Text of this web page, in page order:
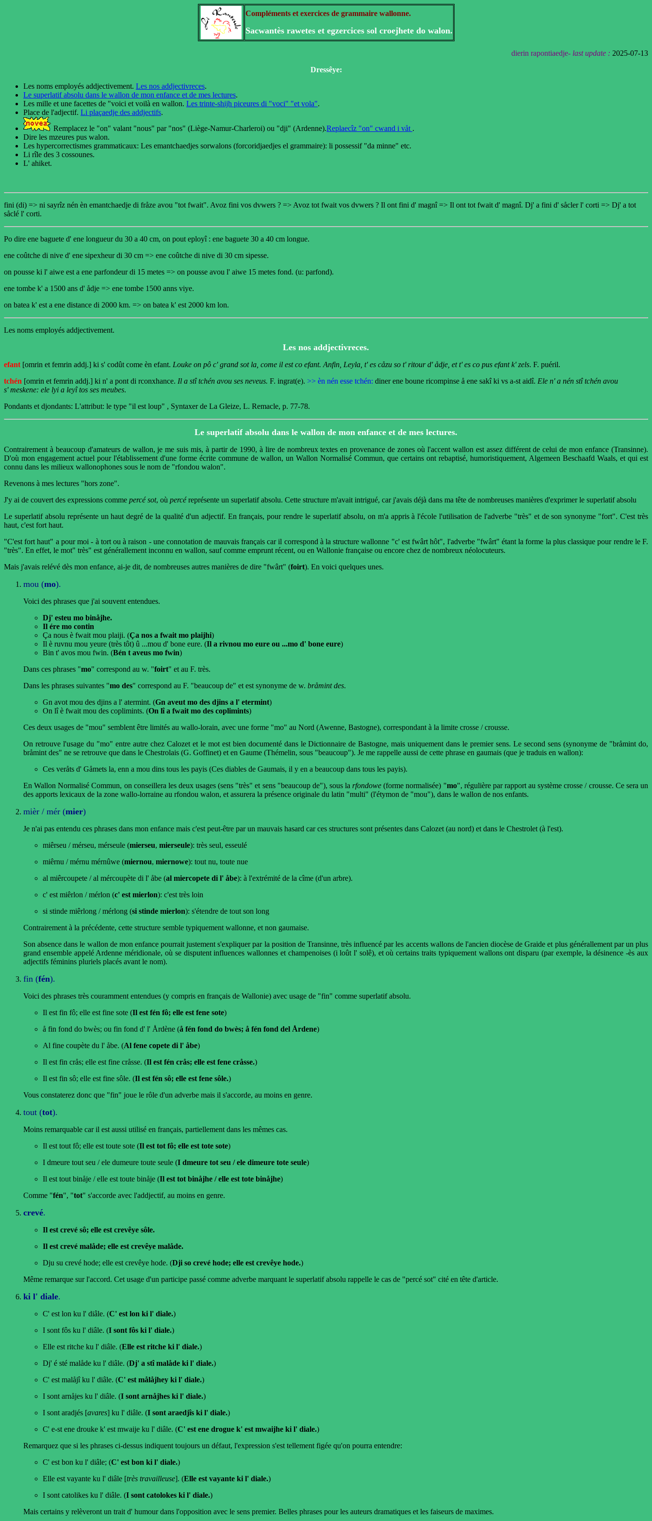
Compléments et exercices de grammaire wallonne.
Sacwantès rawetes et egzercices sol croejhete do walon.
dierin rapontiaedje- last update : 2025-07-13
Dressêye:
Les noms employés addjectivement. Les nos addjectivreces.
Le superlatif absolu dans le wallon de mon enfance et de mes lectures.
Les mille et une facettes de "voici et voilà en wallon. Les trinte-shijh piceures di "voci" "et vola".
Place de l'adjectif. Li plaçaedje des addjectifs.
Remplacez le "on" valant "nous" par "nos" (Liège-Namur-Charleroi) ou "dji" (Ardenne).Replaecîz "on" cwand i våt .
Dire les mzeures pus walon.
Les hypercorrectismes grammaticaux: Les emantchaedjes sorwalons (forcoridjaedjes el grammaire): li possessif "da minne" etc.
Li rîle des 3 cossounes.
L' ahiket.
fini (di) => ni sayrîz nén èn emantchaedje di fråze avou "tot fwait". Avoz fini vos dvwers ? => Avoz tot fwait vos dvwers ? Il ont fini d' magnî => Il ont tot fwait d' magnî. Dj' a fini d' såcler l' corti => Dj' a tot
såclé l' corti.
Po dire ene baguete d' ene longueur du 30 a 40 cm, on pout eployî : ene baguete 30 a 40 cm longue.
ene coûtche di nive d' ene sipexheur di 30 cm => ene coûtche di nive di 30 cm sipesse.
on pousse ki l' aiwe est a ene parfondeur di 15 metes => on pousse avou l' aiwe 15 metes fond. (u: parfond).
ene tombe k' a 1500 ans d' ådje => ene tombe 1500 anns viye.
on batea k' est a ene distance di 2000 km. => on batea k' est 2000 km lon.
Les noms employés addjectivement.
Les nos addjectivreces.
efant [omrin et femrin addj.] ki s' codût come èn efant. Louke on pô c' grand sot la, come il est co efant. Anfin, Leyla, t' es cåzu so t' ritour d' ådje, et t' es co pus efant k' zels. F. puéril.
tchén [omrin et femrin addj.] ki n' a pont di rconxhance. Il a stî tchén avou ses neveus. F. ingrat(e). >> èn nén esse tchén: diner ene boune ricompinse å ene sakî ki vs a-st aidî. Ele n' a nén stî tchén avou
s' meskene: ele lyi a leyî tos ses meubes.
Pondants et djondants: L'attribut: le type "il est loup" , Syntaxer de La Gleize, L. Remacle, p. 77-78.
Le superlatif absolu dans le wallon de mon enfance et de mes lectures.
Contrairement à beaucoup d'amateurs de wallon, je me suis mis, à partir de 1990, à lire de nombreux textes en provenance de zones où l'accent wallon est assez différent de celui de mon enfance (Transinne).
D'où mon engagement actuel pour l'établissement d'une forme écrite commune de wallon, un Wallon Normalisé Commun, que certains ont rebaptisé, humoristiquement, Algemeen Beschaafd Waals, et qui est
connu dans les milieux wallonophones sous le nom de "rfondou walon".
Revenons à mes lectures "hors zone".
J'y ai de couvert des expressions comme percé sot, où percéreprésente un superlatif absolu. Cette structure m'avait intrigué, car j'avais déjà dans ma tête de nombreuses manières d'exprimer le superlatif absolu
Le superlatif absolu représente un haut degré de la qualité d'un adjectif. En français, pour rendre le superlatif absolu, on m'a appris à l'école l'utilisation de l'adverbe "très" et de son synonyme "fort". C'est très
haut, c'est fort haut.
"C'est fort haut" a pour moi - à tort ou à raison - une connotation de mauvais français car il correspond à la structure wallonne "c' est fwârt hôt", l'adverbe "fwârt" étant la forme la plus classique pour rendre le F.
"très". En effet, le mot" très" est générallement inconnu en wallon, sauf comme emprunt récent, ou en Wallonie française ou encore chez de nombreux néolocuteurs.
Mais j'avais relévé dès mon enfance, ai-je dit, de nombreuses autres manières de dire "fwârt" (foirt). En voici quelques unes.
mou (mo).
Voici des phrases que j'ai souvent entendues.
Dj' esteu mo binåjhe.
Il ére mo contin
Ça nous è fwait mou plaiji. (Ça nos a fwait mo plaijhi)
Il è ruvnu mou yeure (très tôt) û ...mou d' bone eure. (Il a rivnou mo eure ou ...mo d' bone eure)
Bin t' avos mou fwin. (Bén t aveus mo fwin)
Dans ces phrases "mo" correspond au w. "foirt" et au F. très.
Dans les phrases suivantes "mo des" correspond au F. "beaucoup de" et est synonyme de w. bråmint des.
Gn avot mou des djins a l' atermint. (Gn aveut mo des djins a l' etermint)
On lî è fwait mou des coplimints. (On lî a fwait mo des coplimints)
Ces deux usages de "mou" semblent être limités au wallo-lorain, avec une forme "mo" au Nord (Awenne, Bastogne), correspondant à la limite crosse / crousse.
On retrouve l'usage du "mo" entre autre chez Calozet et le mot est bien documenté dans le Dictionnaire de Bastogne, mais uniquement dans le premier sens. Le second sens (synonyme de "bråmint do,
bråmint des" ne se retrouve que dans le Chestrolais (G. Goffinet) et en Gaume (Thémelin, sous "beaucoup"). Je me rappelle aussi de cette phrase en gaumais (que je traduis en wallon):
Ces veråts d' Gåmets la, enn a mou dins tous les payis (Ces diables de Gaumais, il y en a beaucoup dans tous les payis).
En Wallon Normalisé Commun, on conseillera les deux usages (sens "très" et sens "beaucoup de"), sous la rfondowe (forme normalisée) "mo", régulière par rapport au système crosse / crousse. Ce sera un
des apports lexicaux de la zone wallo-lorraine au rfondou walon, et assurera la présence originale du latin "multi" (l'étymon de "mou"), dans le wallon de nos enfants.
mièr / mér (mier)
Je n'ai pas entendu ces phrases dans mon enfance mais c'est peut-être par un mauvais hasard car ces structures sont présentes dans Calozet (au nord) et dans le Chestrolet (à l'est).
miêrseu / mérseu, mérseule (mierseu, mierseule): très seul, esseulé
miêrnu / mérnu mérnûwe (miernou, miernowe): tout nu, toute nue
al miêrcoupete / al mércoupète di l' åbe (al miercopete di l' åbe): à l'extrémité de la cîme (d'un arbre).
c' est miêrlon / mérlon (c' est mierlon): c'est très loin
si stinde miêrlong / mérlong (si stinde mierlon): s'étendre de tout son long
Contrairement à la précédente, cette structure semble typiquement wallonne, et non gaumaise.
Son absence dans le wallon de mon enfance pourrait justement s'expliquer par la position de Transinne, très influencé par les accents wallons de l'ancien diocèse de Graide et plus générallement par un plus
grand ensemble appelé Ardenne méridionale, où se disputent influences wallonnes et champenoises (i loût l' solê), et où certains traits typiquement wallons ont disparu (par exemple, la désinence -ès aux
adjectifs féminins pluriels placés avant le nom).
fin (fén).
Voici des phrases très couramment entendues (y compris en français de Wallonie) avec usage de "fin" comme superlatif absolu.
Il est fin fô; elle est fine sote (Il est fén fô; elle est fene sote)
å fin fond do bwès; ou fin fond d' l' Årdène (å fén fond do bwès; å fén fond del Årdene)
Al fine coupète du l' åbe. (Al fene copete di l' åbe)
Il est fin crås; elle est fine cråsse. (Il est fén crås; elle est fene cråsse.)
Il est fin sô; elle est fine sôle. (Il est fén sô; elle est fene sôle.)
Vous constaterez donc que "fin" joue le rôle d'un adverbe mais il s'accorde, au moins en genre.
tout (tot).
Moins remarquable car il est aussi utilisé en français, partiellement dans les mêmes cas.
Il est tout fô; elle est toute sote (Il est tot fô; elle est tote sote)
I dmeure tout seu / ele dumeure toute seule (I dmeure tot seu / ele dimeure tote seule)
Il est tout binåje / elle est toute binåje (Il est tot binåjhe / elle est tote binåjhe)
Comme "fén", "tot" s'accorde avec l'addjectif, au moins en genre.
crevé.
Il est crevé sô; elle est crevêye sôle.
Il est crevé malåde; elle est crevêye malåde.
Dju su crevé hode; elle est crevêye hode. (Dji so crevé hode; elle est crevêye hode.)
Même remarque sur l'accord. Cet usage d'un participe passé comme adverbe marquant le superlatif absolu rappelle le cas de "percé sot" cité en tête d'article.
ki l' diale.
C' est lon ku l' diâle. (C' est lon ki l' diale.)
I sont fôs ku l' diâle. (I sont fôs ki l' diale.)
Elle est ritche ku l' diâle. (Elle est ritche ki l' diale.)
Dj' é sté malåde ku l' diâle. (Dj' a stî malåde ki l' diale.)
C' est malåjî ku l' diâle. (C' est målåjhey ki l' diale.)
I sont arnåjes ku l' diâle. (I sont arnåjhes ki l' diale.)
I sont aradjés [avares] ku l' diâle. (I sont araedjîs ki l' diale.)
C' e-st ene drouke k' est mwaije ku l' diâle. (C' est ene drogue k' est mwaijhe ki l' diale.)
Remarquez que si les phrases ci-dessus indiquent toujours un défaut, l'expression s'est tellement figée qu'on pourra entendre:
C' est bon ku l' diâle; (C' est bon ki l' diale.)
Elle est vayante ku l' diâle [très travailleuse]. (Elle est vayante ki l' diale.)
I sont catolikes ku l' diâle. (I sont catolokes ki l' diale.)
Mais certains y relèveront un trait d' humour dans l'opposition avec le sens premier. Belles phrases pour les auteurs dramatiques et les faiseurs de maximes.